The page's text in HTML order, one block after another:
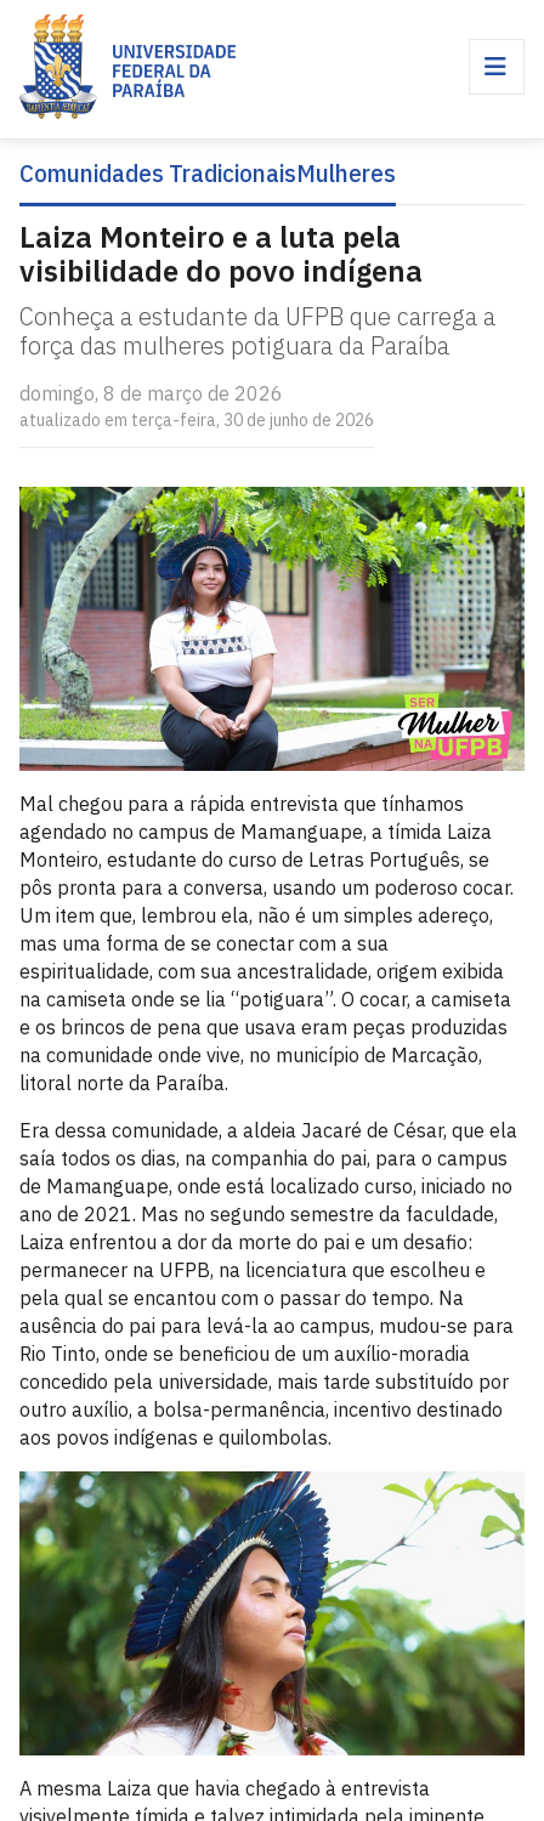
Comunidades TradicionaisMulheres
Laiza Monteiro e a luta pela
visibilidade do povo indígena
Conheça a estudante da UFPB que carrega a
força das mulheres potiguara da Paraíba
domingo, 8 de março de 2026
atualizado em terça-feira, 30 de junho de 2026
Mal chegou para a rápida entrevista que tínhamos
agendado no campus de Mamanguape, a tímida Laiza
Monteiro, estudante do curso de Letras Português, se
pôs pronta para a conversa, usando um poderoso cocar.
Um item que, lembrou ela, não é um simples adereço,
mas uma forma de se conectar com a sua
espiritualidade, com sua ancestralidade, origem exibida
na camiseta onde se lia “potiguara”. O cocar, a camiseta
e os brincos de pena que usava eram peças produzidas
na comunidade onde vive, no município de Marcação,
litoral norte da Paraíba.
Era dessa comunidade, a aldeia Jacaré de César, que ela
saía todos os dias, na companhia do pai, para o campus
de Mamanguape, onde está localizado curso, iniciado no
ano de 2021. Mas no segundo semestre da faculdade,
Laiza enfrentou a dor da morte do pai e um desafio:
permanecer na UFPB, na licenciatura que escolheu e
pela qual se encantou com o passar do tempo. Na
ausência do pai para levá-la ao campus, mudou-se para
Rio Tinto, onde se beneficiou de um auxílio-moradia
concedido pela universidade, mais tarde substituído por
outro auxílio, a bolsa-permanência, incentivo destinado
aos povos indígenas e quilombolas.
A mesma Laiza que havia chegado à entrevista
visivelmente tímida e talvez intimidada pela iminente